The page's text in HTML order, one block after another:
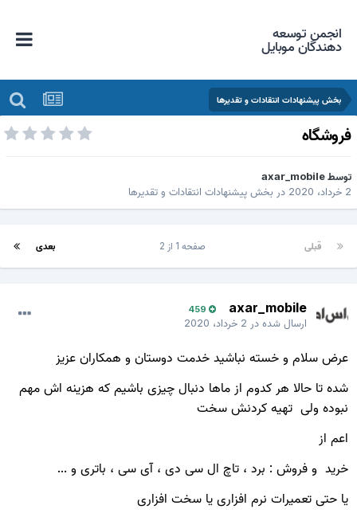
انجمن توسعه
دهندگان موبایل
بخش پیشنهادات انتقادات و تقدیرها
axar_mobile
دربخش پیشنهادات انتقادات و تقدیرها
قبلی بعدی صفحه 1 از 2
axar_mobile
459
ارسال شده در2 خرداد، 2020
عرض سلام و خسته نباشید خدمت دوستان و همکاران عزیز
شده تا حالا هر کدوم از ماها دنبال چیزی باشیم که هزینه اش مهم
نبوده ولی تهیه کردنش سخت
اعم از
خرید و فروش : برد ، تاچ ال سی دی ، آی سی ، باتری و ...
یا حتی تعمیرات نرم افزاری یا سخت افزاری